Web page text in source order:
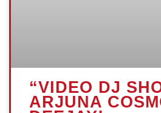
“VIDEO DJ
ARJUNA